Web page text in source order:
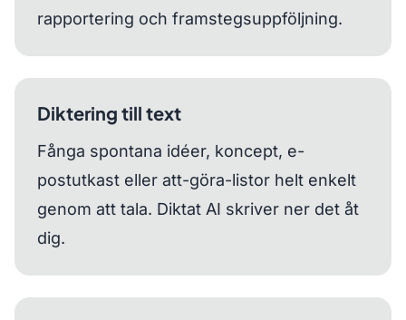
rapportering och framstegsuppföljning.
Diktering till text
Fånga spontana idéer, koncept, e-
postutkast eller att-göra-listor helt enkelt
genom att tala. Diktat AI skriver ner det åt
dig.